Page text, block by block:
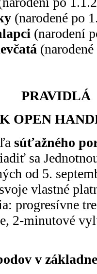
(narodené po
(narodení
PRAVIDLÁ
OPEN
súťažného
sa
od 5.
vlastné
progresívne
2-minutové
v